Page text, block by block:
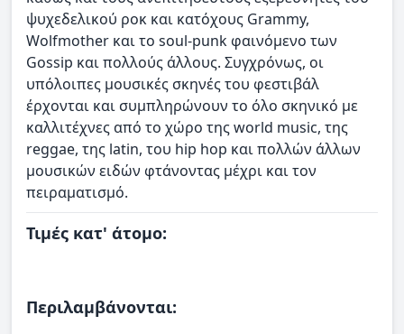
ψυχεδελικού ροκ και κατόχους Grammy,
Wolfmother και το soul-punk φαινόμενο των
Gossip και πολλούς άλλους. Συγχρόνως, οι
υπόλοιπες μουσικές σκηνές του φεστιβάλ
έρχονται και συμπληρώνουν το όλο σκηνικό με
καλλιτέχνες από το χώρο της world music, της
reggae, της latin, του hip hop και πολλών άλλων
μουσικών ειδών φτάνοντας μέχρι και τον
πειραματισμό.
Τιμές κατ' άτομο:
Περιλαμβάνονται: